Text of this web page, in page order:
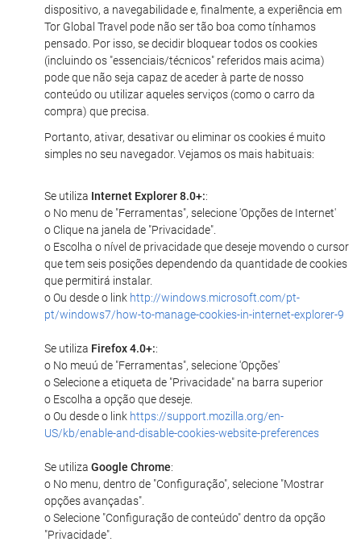
dispositivo, a navegabilidade e, finalmente, a experiência em
Tor Global Travel pode não ser tão boa como tínhamos
pensado. Por isso, se decidir bloquear todos os cookies
(incluindo os "essenciais/técnicos" referidos mais acima)
pode que não seja capaz de aceder à parte de nosso
conteúdo ou utilizar aqueles serviços (como o carro da
compra) que precisa.
Portanto, ativar, desativar ou eliminar os cookies é muito
simples no seu navegador. Vejamos os mais habituais:
Se utiliza Internet Explorer 8.0+::
o No menu de "Ferramentas", selecione 'Opções de Internet'
o Clique na janela de "Privacidade".
o Escolha o nível de privacidade que deseje movendo o cursor
que tem seis posições dependendo da quantidade de cookies
que permitirá instalar.
o Ou desde o link http://windows.microsoft.com/pt-
pt/windows7/how-to-manage-cookies-in-internet-explorer-9
Se utiliza Firefox 4.0+::
o No meuú de "Ferramentas", selecione 'Opções'
o Selecione a etiqueta de "Privacidade" na barra superior
o Escolha a opção que deseje.
o Ou desde o link https://support.mozilla.org/en-
US/kb/enable-and-disable-cookies-website-preferences
Se utiliza Google Chrome:
o No menu, dentro de "Configuração", selecione "Mostrar
opções avançadas".
o Selecione "Configuração de conteúdo" dentro da opção
"Privacidade".